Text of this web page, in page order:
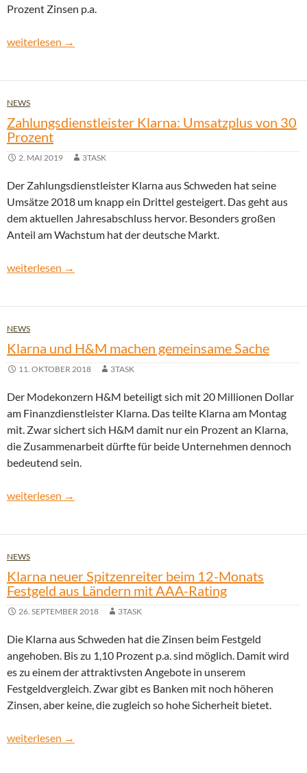
Prozent Zinsen p.a.
Klarna erhöht Zinsen fürs Festgeld auf 1,10 Prozent p.a.
weiterlesen →
NEWS
Zahlungsdienstleister Klarna: Umsatzplus von 30
Prozent
2. MAI 2019 3TASK
Der Zahlungsdienstleister Klarna aus Schweden hat seine
Umsätze 2018 um knapp ein Drittel gesteigert. Das geht aus
dem aktuellen Jahresabschluss hervor. Besonders großen
Anteil am Wachstum hat der deutsche Markt.
Zahlungsdienstleister Klarna: Umsatzplus von 30 Prozent
weiterlesen →
NEWS
Klarna und H&M machen gemeinsame Sache
11. OKTOBER 2018 3TASK
Der Modekonzern H&M beteiligt sich mit 20 Millionen Dollar
am Finanzdienstleister Klarna. Das teilte Klarna am Montag
mit. Zwar sichert sich H&M damit nur ein Prozent an Klarna,
die Zusammenarbeit dürfte für beide Unternehmen dennoch
bedeutend sein.
Klarna und H&M machen gemeinsame Sache
weiterlesen →
NEWS
Klarna neuer Spitzenreiter beim 12-Monats
Festgeld aus Ländern mit AAA-Rating
26. SEPTEMBER 2018 3TASK
Die Klarna aus Schweden hat die Zinsen beim Festgeld
angehoben. Bis zu 1,10 Prozent p.a. sind möglich. Damit wird
es zu einem der attraktivsten Angebote in unserem
Festgeldvergleich. Zwar gibt es Banken mit noch höheren
Zinsen, aber keine, die zugleich so hohe Sicherheit bietet.
Klarna neuer Spitzenreiter beim 12-Monats Festgeld aus
weiterlesen →